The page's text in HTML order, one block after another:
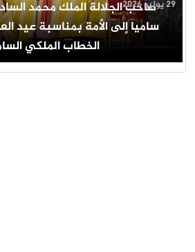
صاحب الجلالة الملك محمد
ساميا إلى الأمة بمناسبة عيد
الخطاب الملكي
29 يوليو 2026